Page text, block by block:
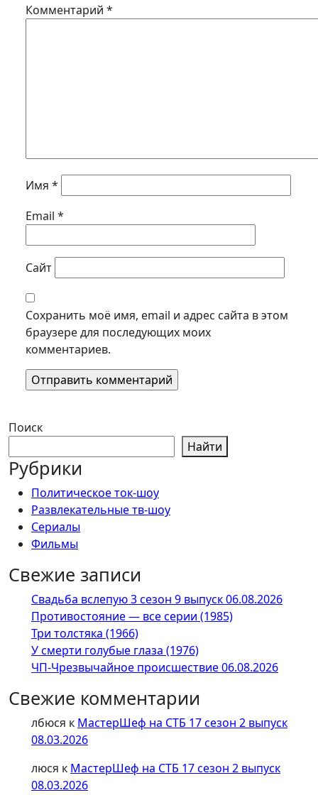
Комментарий *
Имя *
Email *
Сайт
Сохранить моё имя, email и адрес сайта в этом
браузере для последующих моих
комментариев.
Поиск
Найти
Рубрики
Политическое ток-шоу
Развлекательные тв-шоу
Сериалы
Фильмы
Свежие записи
Свадьба вслепую 3 сезон 9 выпуск 06.08.2026
Противостояние — все серии (1985)
Три толстяка (1966)
У смерти голубые глаза (1976)
ЧП-Чрезвычайное происшествие 06.08.2026
Свежие комментарии
лбюся к МастерШеф на СТБ 17 сезон 2 выпуск
08.03.2026
люся к МастерШеф на СТБ 17 сезон 2 выпуск
08.03.2026